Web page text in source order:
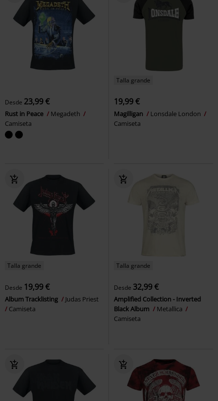
Desde 23,99 €
Rust in Peace
Megadeth
Camiseta
Talla grande
19,99 €
Magilligan
Lonsdale London
Camiseta
Talla grande
Desde 19,99 €
Album Tracklisting
Judas Priest
Camiseta
Talla grande
Desde 32,99 €
Amplified Collection - Inverted
Black Album
Metallica
Camiseta